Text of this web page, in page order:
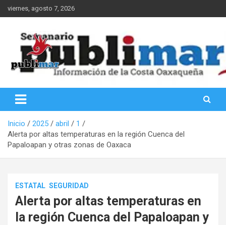
Saltar
al
viernes, agosto 7, 2026
PubliMar
Inicio 2025 abril
1
Alerta por altas temperaturas en la región Cuenca del
Papaloapan y otras zonas de Oaxaca
ESTATAL SEGURIDAD
Alerta por altas temperaturas en
la región Cuenca del Papaloapan y